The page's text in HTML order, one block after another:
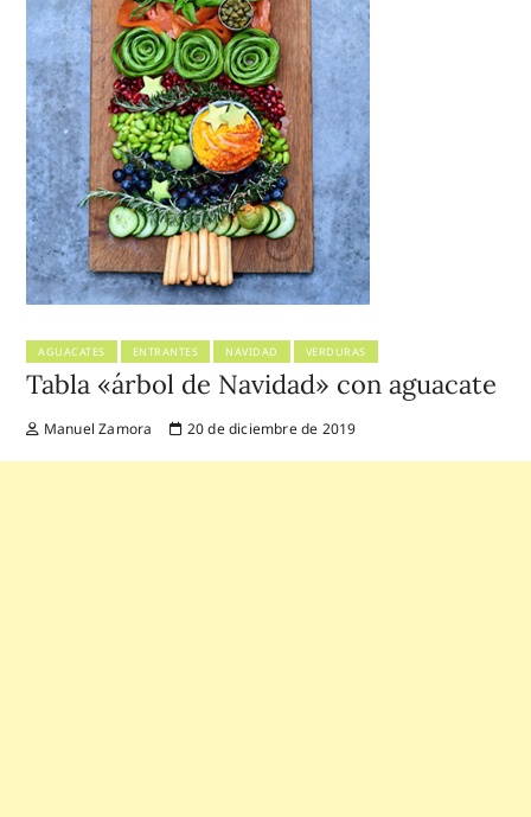
AGUACATES ENTRANTES NAVIDAD VERDURAS
Tabla «árbol de Navidad» con aguacate
Manuel Zamora 20 de diciembre de 2019